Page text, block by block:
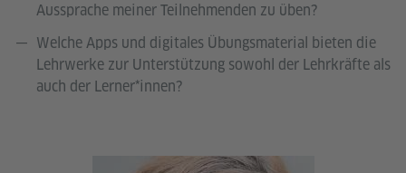
Aussprache meiner Teilnehmenden zu üben?
Welche Apps und digitales Übungsmaterial bieten die
Lehrwerke zur Unterstützung sowohl der Lehrkräfte als
auch der Lerner*innen?